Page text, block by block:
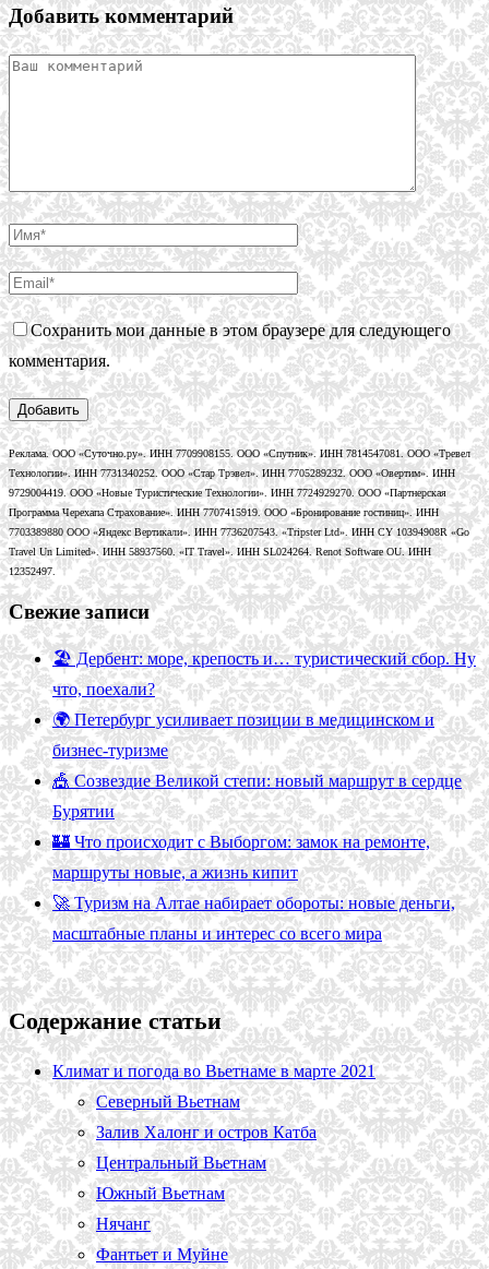
Добавить комментарий
Сохранить мои данные в этом браузере для следующего
комментария.
Реклама. ООО «Суточно.ру». ИНН 7709908155. ООО «Спутник». ИНН 7814547081. ООО «Тревел
Технологии». ИНН 7731340252. ООО «Стар Трэвел». ИНН 7705289232. ООО «Овертим». ИНН
9729004419. ООО «Новые Туристические Технологии». ИНН 7724929270. ООО «Партнерская
Программа Черехапа Страхование». ИНН 7707415919. ООО «Бронирование гостиниц». ИНН
7703389880 ООО «Яндекс Вертикали». ИНН 7736207543. «Tripster Ltd». ИНН CY 10394908R «Go
Travel Un Limited». ИНН 58937560. «IT Travel». ИНН SL024264. Renot Software OU. ИНН
12352497.
Свежие записи
🏖️ Дербент: море, крепость и… туристический сбор. Ну
что, поехали?
🌍 Петербург усиливает позиции в медицинском и
бизнес-туризме
🎪 Созвездие Великой степи: новый маршрут в сердце
Бурятии
🏰 Что происходит с Выборгом: замок на ремонте,
маршруты новые, а жизнь кипит
🚀 Туризм на Алтае набирает обороты: новые деньги,
масштабные планы и интерес со всего мира
Содержание статьи
Климат и погода во Вьетнаме в марте 2021
Северный Вьетнам
Залив Халонг и остров Катба
Центральный Вьетнам
Южный Вьетнам
Нячанг
Фантьет и Муйне